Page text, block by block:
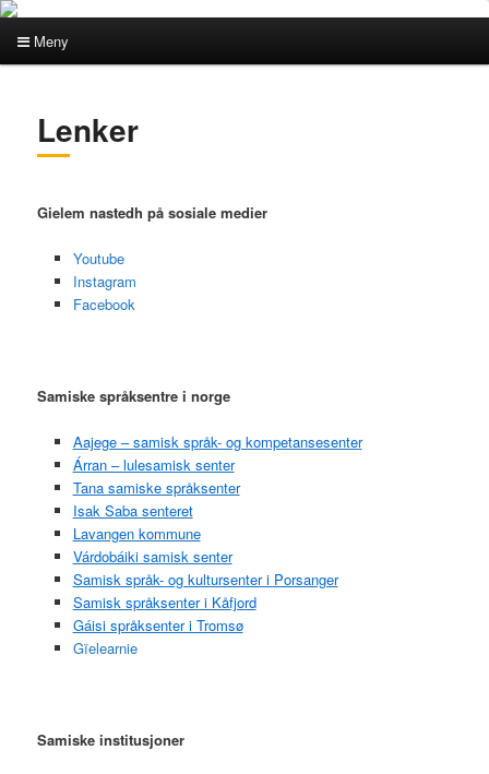
Meny
direkte
hovedinnholdet
direkte
sekundærinnholdet
Lenker
Gielem nastedh på sosiale medier
Youtube
Instagram
Facebook
Samiske språksentre i norge
Aajege – samisk språk- og kompetansesenter
Árran – lulesamisk senter
Tana samiske språksenter
Isak Saba senteret
Lavangen kommune
Várdobáiki samisk senter
Samisk språk- og kultursenter i Porsanger
Samisk språksenter i Kåfjord
Gáisi språksenter i Tromsø
Gïelearnie
Samiske institusjoner